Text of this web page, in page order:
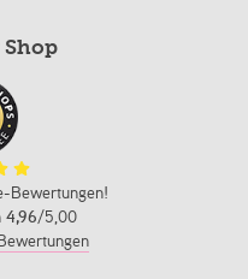
Bewertungen!
4,96/5,00